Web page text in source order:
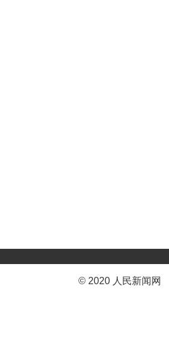
© 2020 人民新闻网